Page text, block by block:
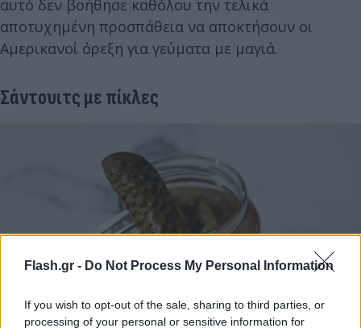
Flash.gr - Do Not Process My Personal Information
If you wish to opt-out of the sale, sharing to third parties, or
processing of your personal or sensitive information for
αυτό δεν βοήθησε καθόλου την τελικά
αποτυχημένη προσπάθεια να αποκτήσουν οι
Αμερικανοί όρεξη για γεύματα με μαγιά.
Σάντουιτς με πίκλες